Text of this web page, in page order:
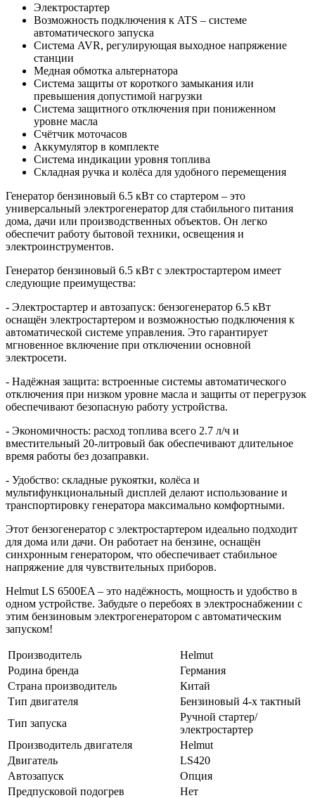
Электростартер
Возможность подключения к ATS – системе
автоматического запуска
Система AVR, регулирующая выходное напряжение
станции
Медная обмотка альтернатора
Система защиты от короткого замыкания или
превышения допустимой нагрузки
Система защитного отключения при пониженном
уровне масла
Счётчик моточасов
Аккумулятор в комплекте
Система индикации уровня топлива
Складная ручка и колёса для удобного перемещения
Генератор бензиновый 6.5 кВт со стартером – это
универсальный электрогенератор для стабильного питания
дома, дачи или производственных объектов. Он легко
обеспечит работу бытовой техники, освещения и
электроинструментов.
Генератор бензиновый 6.5 кВт с электростартером имеет
следующие преимущества:
- Электростартер и автозапуск: бензогенератор 6.5 кВт
оснащён электростартером и возможностью подключения к
автоматической системе управления. Это гарантирует
мгновенное включение при отключении основной
электросети.
- Надёжная защита: встроенные системы автоматического
отключения при низком уровне масла и защиты от перегрузок
обеспечивают безопасную работу устройства.
- Экономичность: расход топлива всего 2.7 л/ч и
вместительный 20-литровый бак обеспечивают длительное
время работы без дозаправки.
- Удобство: складные рукоятки, колёса и
мультифункциональный дисплей делают использование и
транспортировку генератора максимально комфортными.
Этот бензогенератор с электростартером идеально подходит
для дома или дачи. Он работает на бензине, оснащён
синхронным генератором, что обеспечивает стабильное
напряжение для чувствительных приборов.
Helmut LS 6500EA – это надёжность, мощность и удобство в
одном устройстве. Забудьте о перебоях в электроснабжении с
этим бензиновым электрогенератором с автоматическим
запуском!
Производитель
Helmut
Родина бренда
Германия
Страна производитель
Китай
Тип двигателя
Бензиновый 4-х тактный
Тип запуска
Ручной стартер/
электростартер
Производитель двигателя
Helmut
Двигатель
LS420
Автозапуск
Опция
Предпусковой подогрев
Нет